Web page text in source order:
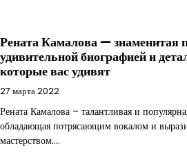
Рената Камалова — знаменитая
удивительной биографией и
которые вас удивят
27 марта 2022
Рената Камалова – талантливая и
обладающая потрясающим вокалом и
мастерством.…